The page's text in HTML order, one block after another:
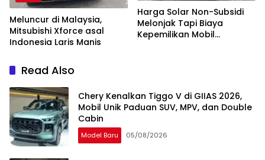
Meluncur di Malaysia,
Mitsubishi Xforce asal
Indonesia Laris Manis
Harga Solar Non-Subsidi
Melonjak Tapi Biaya
Kepemilikan Mobil
Read Also
Chery Kenalkan Tiggo V di GIIAS 2026,
Mobil Unik Paduan SUV, MPV, dan Double
Cabin
Model Baru 05/08/2026